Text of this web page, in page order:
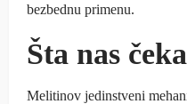
bezbednu primenu.
Šta nas
Melitinov jedinstveni